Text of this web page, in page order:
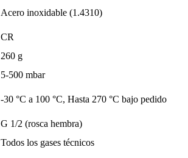
Acero inoxidable (1.4310)
CR
260 g
5-500 mbar
-30 °C a 100 °C, Hasta 270 °C bajo pedido
G 1/2 (rosca hembra)
Todos los gases técnicos